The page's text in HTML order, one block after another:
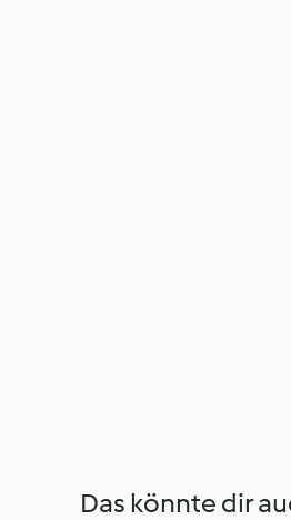
Das könnte dir